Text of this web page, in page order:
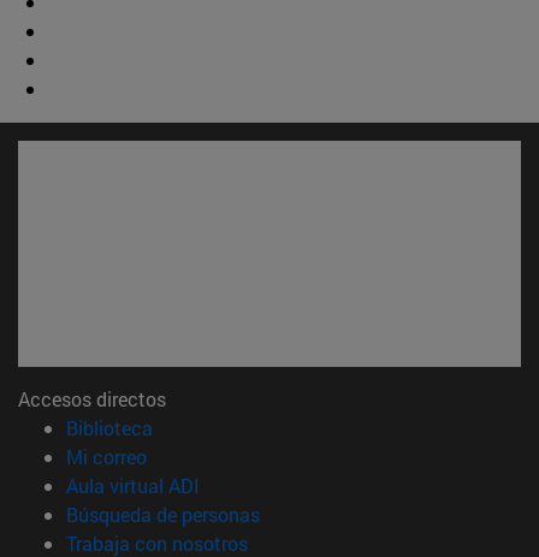
Accesos directos
Biblioteca
Mi correo(abre en nueva ventana)
Aula virtual ADI
Búsqueda de personas(abre en nueva ventana)
Trabaja con nosotros(abre en nueva ventana)